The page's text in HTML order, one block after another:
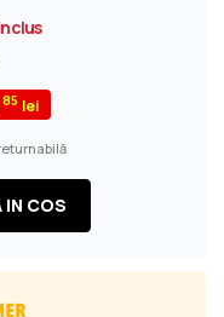
85
IN COS